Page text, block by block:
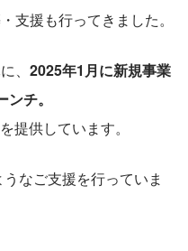
支援も行ってきました。
、 2025年1月に新規事業
チ。
提供しています。
なご支援を行っていま